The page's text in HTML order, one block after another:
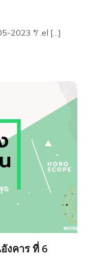
2023 */ .el […]
งคาร ที่ 6